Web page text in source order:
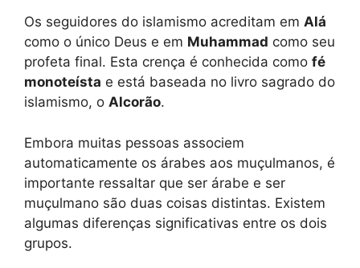
Os seguidores do islamismo acreditam em Alá
como o único Deus e em Muhammad como seu
profeta final. Esta crença é conhecida como fé
monoteísta e está baseada no livro sagrado do
islamismo, o Alcorão.
Embora muitas pessoas associem
automaticamente os árabes aos muçulmanos, é
importante ressaltar que ser árabe e ser
muçulmano são duas coisas distintas. Existem
algumas diferenças significativas entre os dois
grupos.